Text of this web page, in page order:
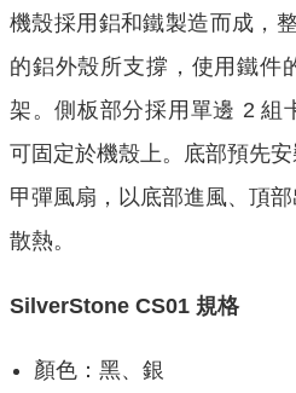
機殼採用鋁和鐵製造而成，
的鋁外殼所支撐，使用鐵件
架。側板部分採用單邊 2 組
可固定於機殼上。底部預先
甲彈風扇，以底部進風、頂
散熱。
SilverStone CS01 規格
顏色：黑、銀